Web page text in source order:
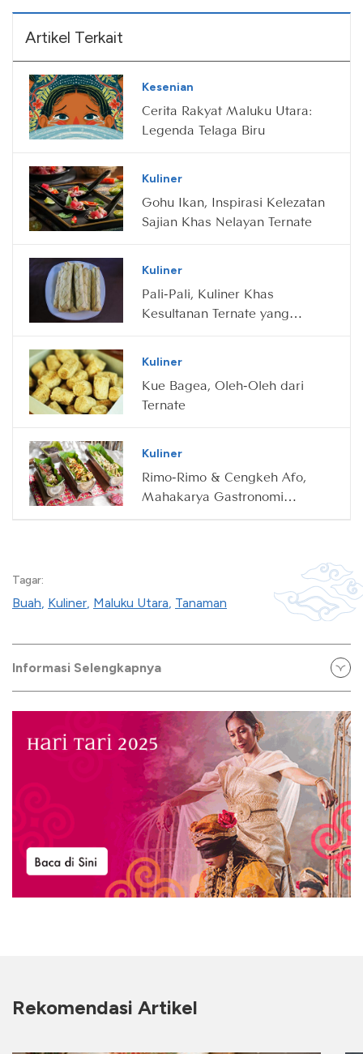
Artikel Terkait
Kesenian
Cerita Rakyat Maluku Utara:
Legenda Telaga Biru
Kuliner
Gohu Ikan, Inspirasi Kelezatan
Sajian Khas Nelayan Ternate
Kuliner
Pali-Pali, Kuliner Khas
Kesultanan Ternate yang
Kuliner
Kue Bagea, Oleh-Oleh dari
Ternate
Kuliner
Rimo-Rimo & Cengkeh Afo,
Mahakarya Gastronomi
Tagar:
Buah, Kuliner, Maluku Utara, Tanaman
Informasi Selengkapnya
Rekomendasi Artikel